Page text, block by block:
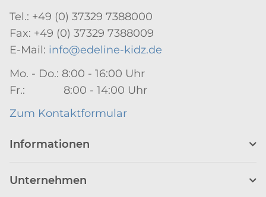
Tel.: +49 (0) 37329 7388000
Fax: +49 (0) 37329 7388009
E-Mail: info@edeline-kidz.de
Mo. - Do.: 8:00 - 16:00 Uhr
Fr.: 8:00 - 14:00 Uhr
Zum Kontaktformular
Informationen
Unternehmen